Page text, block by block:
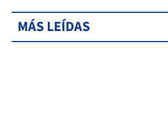
MÁS LEÍDAS